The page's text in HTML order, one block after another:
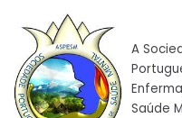
content
A
Saúde